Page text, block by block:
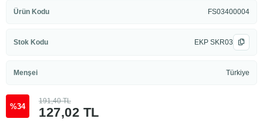
Ürün Kodu FS03400004
Stok Kodu EKP SKR03
Menşei Türkiye
%34 127,02 TL
191,40 TL